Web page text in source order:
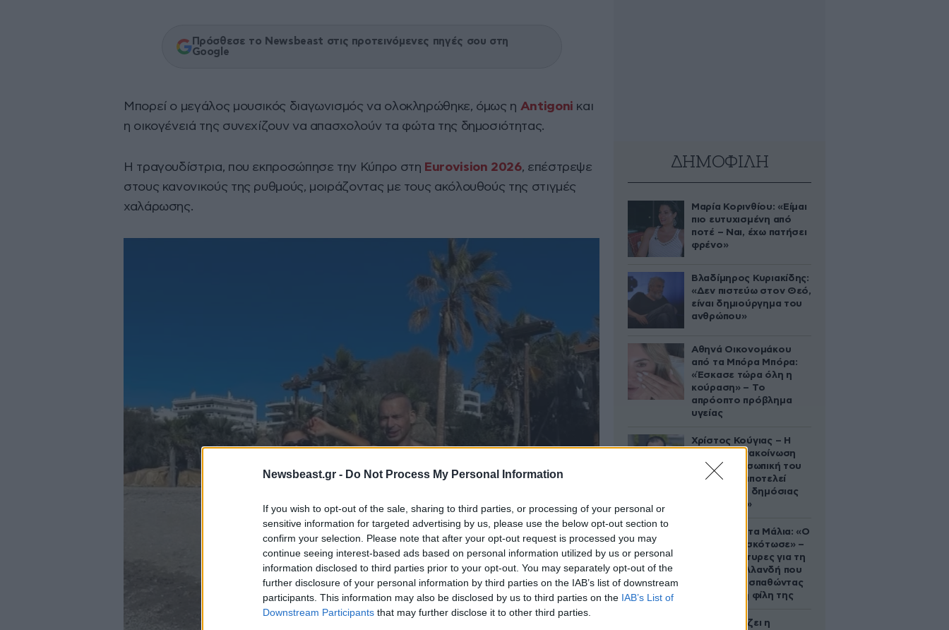
Newsbeast.gr - Do Not Process My Personal Information
If you wish to opt-out of the sale, sharing to third parties, or processing of your personal or
sensitive information for targeted advertising by us, please use the below opt-out section to
confirm your selection. Please note that after your opt-out request is processed you may
continue seeing interest-based ads based on personal information utilized by us or personal
information disclosed to third parties prior to your opt-out. You may separately opt-out of the
further disclosure of your personal information by third parties on the IAB’s list of downstream
participants. This information may also be disclosed by us to third parties on the IAB’s List of
Downstream Participants that may further disclose it to other third parties.
Πρόσθεσε το Newsbeast στις προτεινόμενες πηγές σου στη
Google
Μπορεί ο μεγάλος μουσικός διαγωνισμός να ολοκληρώθηκε, όμως η Antigoni και
η οικογένειά της συνεχίζουν να απασχολούν τα φώτα της δημοσιότητας.
Η τραγουδίστρια, που εκπροσώπησε την Κύπρο στη Eurovision 2026, επέστρεψε
στους κανονικούς της ρυθμούς, μοιράζοντας με τους ακόλουθούς της στιγμές
χαλάρωσης.
ΔΗΜΟΦΙΛΗ
Μαρία Κορινθίου: «Είμαι
πιο ευτυχισμένη από
ποτέ – Ναι, έχω πατήσει
φρένο»
Βλαδίμηρος Κυριακίδης:
«Δεν πιστεύω στον Θεό,
είναι δημιούργημα του
ανθρώπου»
Αθηνά Οικονομάκου
από τα Μπόρα Μπόρα:
«Έσκασε τώρα όλη η
κούραση» – Το
απρόοπτο πρόβλημα
υγείας
Χρίστος Κούγιας – Η
αυστηρή ανακοίνωση
για την προσωπική του
ζωή: «Δεν αποτελεί
αντικείμενο δημόσιας
συζήτησης»
Τραγωδία στα Μάλια: «Ο
πανικός τη σκότωσε» –
Τι λένε μάρτυρες για τη
42χρονη Ολλανδή που
πνίγηκε προσπαθώντας
να σώσει τη φίλη της
Πώς σχεδιάζει η